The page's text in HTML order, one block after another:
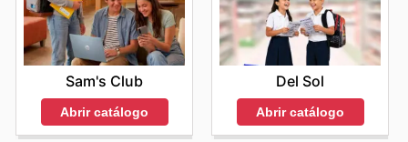
Sam's Club
Abrir catálogo
Del Sol
Abrir catálogo